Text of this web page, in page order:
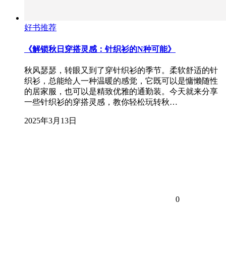
好书推荐
《解锁秋日穿搭灵感：针织衫的N种可能》
秋风瑟瑟，转眼又到了穿针织衫的季节。柔软舒适的针
织衫，总能给人一种温暖的感觉，它既可以是慵懒随性
的居家服，也可以是精致优雅的通勤装。今天就来分享
一些针织衫的穿搭灵感，教你轻松玩转秋…
2025年3月13日
0